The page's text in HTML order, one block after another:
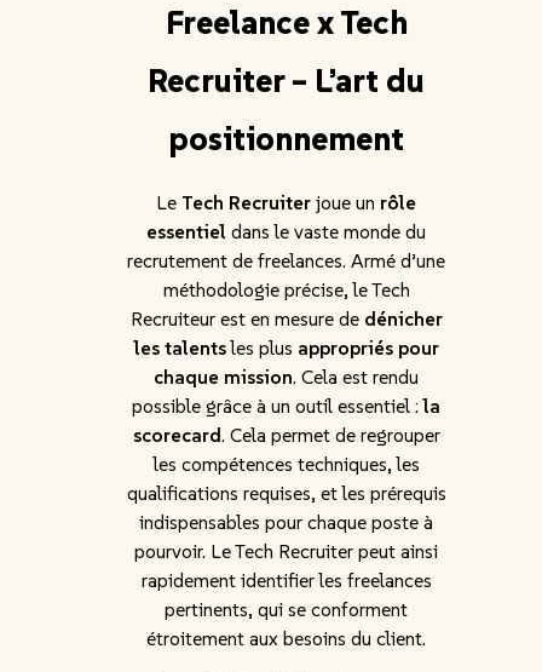
Freelance x Tech
Recruiter – L’art du
positionnement
Le Tech Recruiter joue un rôle
essentiel dans le vaste monde du
recrutement de freelances. Armé d’une
méthodologie précise, le Tech
Recruiteur est en mesure de dénicher
les talentsles plus appropriés pour
chaque mission. Cela est rendu
possible grâce à un outil essentiel :la
scorecard. Cela permet de regrouper
les compétences techniques, les
qualifications requises, et les prérequis
indispensables pour chaque poste à
pourvoir. Le Tech Recruiter peut ainsi
rapidement identifier les freelances
pertinents, qui se conforment
étroitement aux besoins du client.